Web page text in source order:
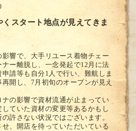
スタート地点が見えてきま
響で、大手リユース着物チェー
ー離脱し、一念発起で12月に法
請等も自分1人で行い、難航しま
開し、7月初旬のオープンが見え
ナの影響で資材流通が止まってい
ていた資材の変更等あるかもし
許さない状況ではございます。
、開店を待っていただいている